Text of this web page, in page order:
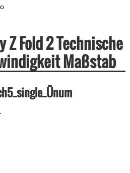
Z Fold 2 Technische
Maßstab